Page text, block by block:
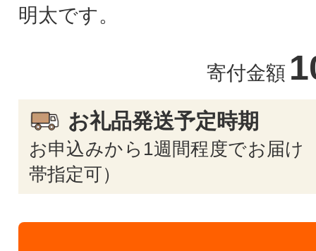
明太です。
寄付金額
お礼品発送予定時期
お申込みから1週間程度でお届け
帯指定可）